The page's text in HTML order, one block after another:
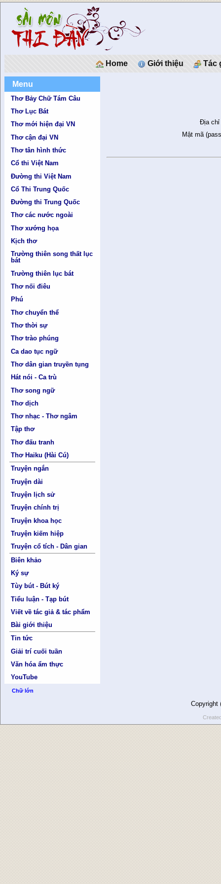
Home Giới thiệu Tác
Menu
Thơ Bảy Chữ Tám Câu
Thơ Lục Bát
Thơ mới hiện đại VN
Thơ cận đại VN
Thơ tân hình thức
Cổ thi Việt Nam
Đường thi Việt Nam
Cổ Thi Trung Quốc
Đường thi Trung Quốc
Thơ các nước ngoài
Thơ xướng họa
Kịch thơ
Trường thiên song thất lục
bát
Trường thiên lục bát
Thơ nối điêu
Phú
Thơ chuyển thể
Thơ thời sự
Thơ trào phúng
Ca dao tục ngữ
Thơ dân gian truyền tụng
Hát nói - Ca trù
Thơ song ngữ
Thơ dịch
Thơ nhạc - Thơ ngâm
Tập thơ
Thơ đấu tranh
Thơ Haiku (Hài Cú)
Truyện ngắn
Truyện dài
Truyện lịch sử
Truyện chính trị
Truyện khoa học
Truyện kiếm hiệp
Truyện cổ tích - Dân gian
Biên khảo
Ký sự
Tùy bút - Bút ký
Tiểu luận - Tạp bút
Viết về tác giả & tác phẩm
Bài giới thiệu
Tin tức
Giải trí cuối tuần
Văn hóa ẩm thực
YouTube
Chữ lớn
Địa chỉ
Mật mã
Copyright